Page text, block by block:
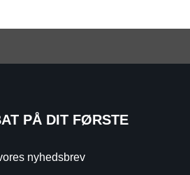
PÅ DIT FØRSTE
nyhedsbrev